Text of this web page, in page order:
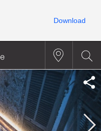
Download